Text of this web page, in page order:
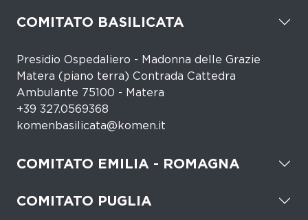
COMITATO BASILICATA
Presidio Ospedaliero - Madonna delle Grazie
Matera (piano terra) Contrada Cattedra
Ambulante 75100 - Matera
+39 327.0569368
komenbasilicata@komen.it
COMITATO EMILIA - ROMAGNA
COMITATO PUGLIA